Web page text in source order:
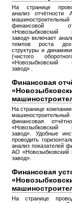
На странице
анализ отчётности
финансовой
«Новозыбковский
завод» включает
темпов роста
структуры и
(чистого
«Новозыбковский
завод» .
Финансовая
На странице
финансовая
«Новозыбковский
завод». Удобные
проводить
анализ показателей
АО «Новозыбковский
завод».
Финансовая
На странице